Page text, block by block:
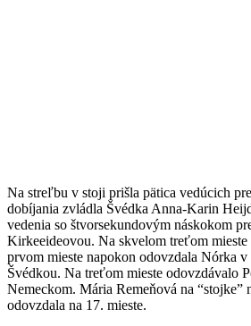
Na streľbu v stoji prišla pätica vedúcich
dobíjania zvládla Švédka Anna-Karin
vedenia so štvorsekundovým náskokom
Kirkeeideovou. Na skvelom treťom mieste
prvom mieste napokon odovzdala Nórka v
Švédkou. Na treťom mieste odovzdávalo
Nemeckom. Mária Remeňová na “stojke”
odovzdala na 17. mieste.